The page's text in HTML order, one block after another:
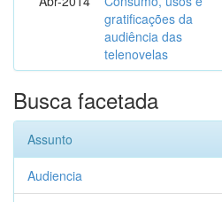
gratificações da
audiência das
telenovelas
Busca facetada
Assunto
Audiencia